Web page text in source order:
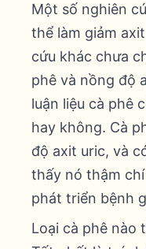
Một số nghiên
thể làm giảm
cứu khác chưa
phê và nồng độ
luận liệu cà phê
hay không. Cà
độ axit uric, và
thấy nó thậm
phát triển bệnh
Loại cà phê nào